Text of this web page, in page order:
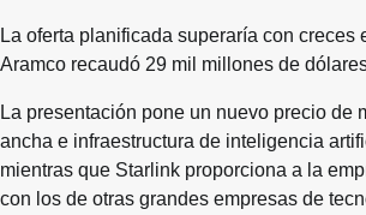
La oferta planificada superaría con
Aramco recaudó 29 mil millones de
La presentación pone un nuevo precio de
ancha e infraestructura de inteligencia
mientras que Starlink proporciona a la
con los de otras grandes empresas de